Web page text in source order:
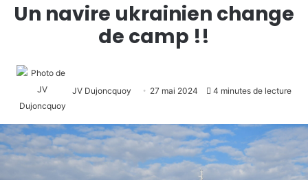
Un navire ukrainien change
de camp !!
JV Dujoncquoy 27 mai 2024 4 minutes de lecture